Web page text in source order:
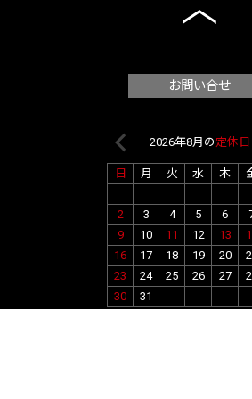
お問い合せ
2026年8月の 定休日
日 月 火 水 木
2
3 4 5 6
9
10 11 12 13
16
17 18 19 20
23
24 25 26 27
30
31